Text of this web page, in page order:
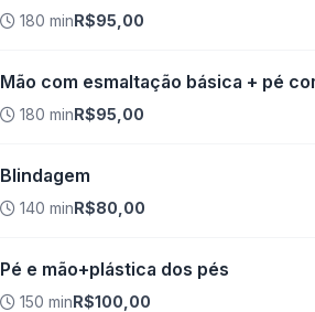
180 minR$95,00
Mão com esmaltação básica + pé
180 minR$95,00
Blindagem
140 minR$80,00
Pé e mão+plástica dos pés
150 minR$100,00